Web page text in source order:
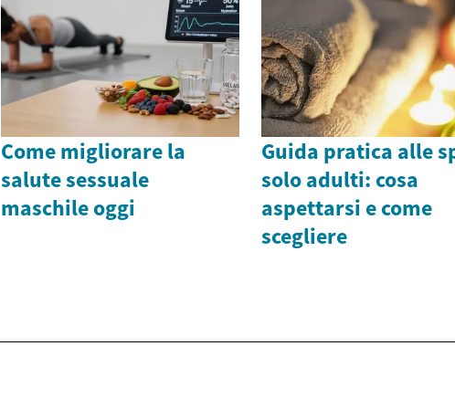
Come migliorare la
salute sessuale
maschile oggi
Guida pratica alle
solo adulti: cosa
aspettarsi e come
scegliere